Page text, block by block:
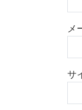
メ
サ